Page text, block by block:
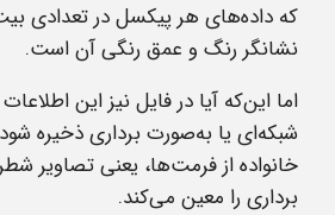
که داده‌های هر پیکسل در تعدادی
نشانگر رنگ و عمق رنگی آن است.
اما این‌که آیا در فایل نیز این
شبکه‌ای یا به‌صورت برداری ذخیره
خانواده از فرمت‌ها، یعنی تصاویر
برداری را معین می‌کند.